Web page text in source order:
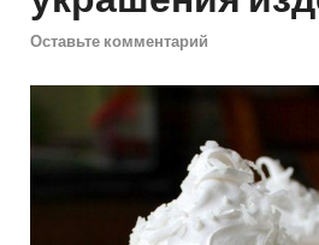
Оставьте комментарий